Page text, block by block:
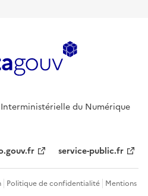
du Numérique
service-public.fr
Politique de confidentialité Mentions